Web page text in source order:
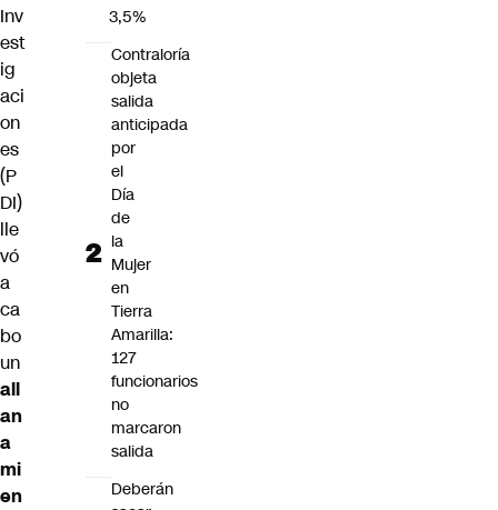
Inv
est
ig
aci
on
es
(P
DI)
lle
vó
a
ca
bo
un
all
an
a
mi
en
3,5%
Contraloría
objeta
salida
anticipada
por
el
Día
de
la
Mujer
en
Tierra
Amarilla:
127
funcionarios
no
marcaron
salida
Deberán